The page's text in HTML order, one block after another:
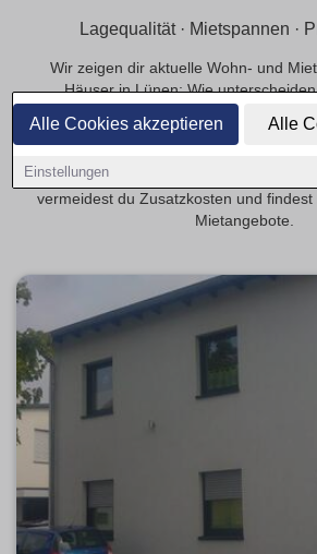
Alle Cookies akzeptieren Alle
Einstellungen
Lagequalität · Mietspannen ·
Wir zeigen dir aktuelle Wohn- und
Häuser in Lünen: Wie
innerhalb der Lage, welche
Nachfrage und welche
monatlichen Kosten. Mit
vermeidest du Zusatzkosten und
Mietangebote.